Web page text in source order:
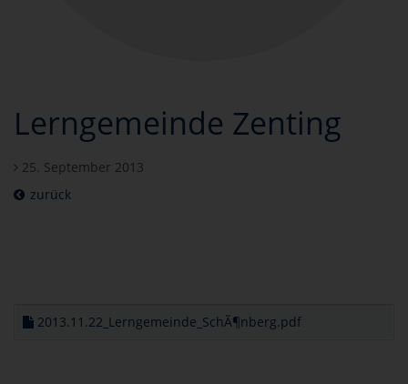
Lerngemeinde Zenting
25. September 2013
zurück
2013.11.22_Lerngemeinde_SchÃ¶nberg.pdf